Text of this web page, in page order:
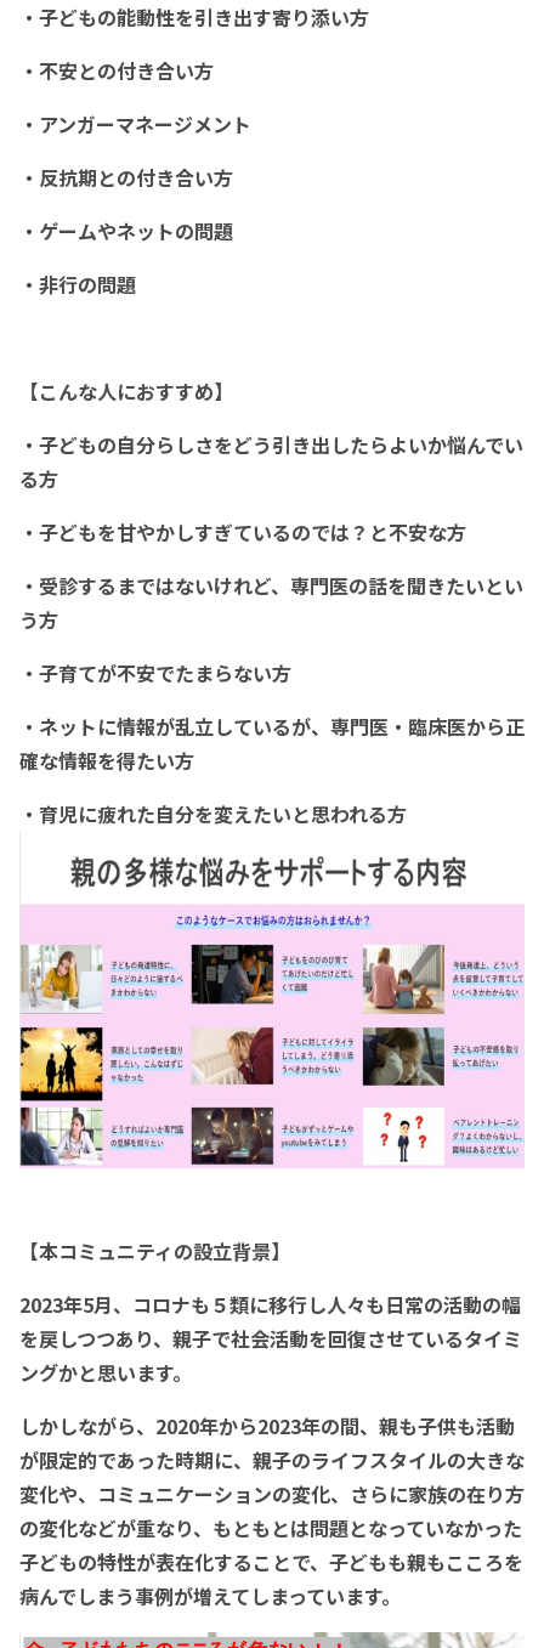
・子どもの能動性を引き出す寄り添い方
・不安との付き合い方
・アンガーマネージメント
・反抗期との付き合い方
・ゲームやネットの問題
・非行の問題
【こんな人におすすめ】
・子どもの自分らしさをどう引き出したらよいか悩んでい
る方
・子どもを甘やかしすぎているのでは？と不安な方
・受診するまではないけれど、専門医の話を聞きたいとい
う方
・子育てが不安でたまらない方
・ネットに情報が乱立しているが、専門医・臨床医から正
確な情報を得たい方
・育児に疲れた自分を変えたいと思われる方
【本コミュニティの設立背景】
2023年5月、コロナも５類に移行し人々も日常の活動の幅
を戻しつつあり、親子で社会活動を回復させているタイミ
ングかと思います。
しかしながら、2020年から2023年の間、親も子供も活動
が限定的であった時期に、親子のライフスタイルの大きな
変化や、コミュニケーションの変化、さらに家族の在り方
の変化などが重なり、もともとは問題となっていなかった
子どもの特性が表在化することで、子どもも親もこころを
病んでしまう事例が増えてしまっています。